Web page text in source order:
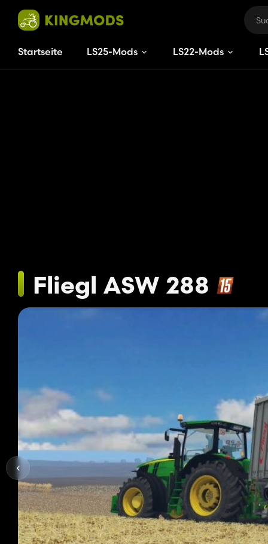
Startseite LS25-Mods LS22-Mods
Fliegl ASW 288